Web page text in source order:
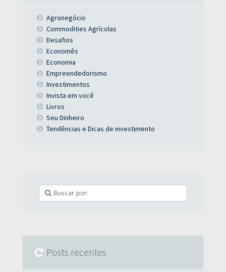
Agronegócio
Commodities Agrícolas
Desafios
Economês
Economia
Empreendedorismo
Investimentos
Invista em você
Livros
Seu Dinheiro
Tendências e Dicas de investimento
Posts recentes